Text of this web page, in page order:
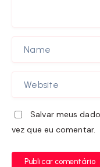
Salvar meus
vez que eu comentar.
Publicar comentário